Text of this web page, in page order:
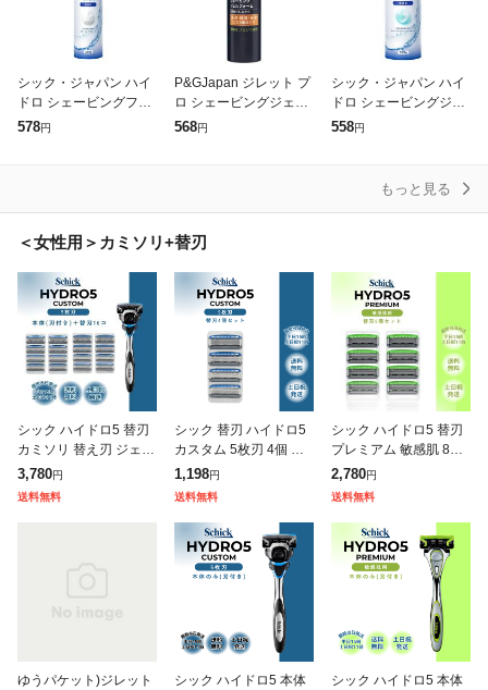
シック・ジャパン ハイ
ドロ シェービングフォ
ーム 250g
578円
P&GJapan ジレット プ
ロ シェービングジェル
フォーム 195g 返品種
568円
シック・ジャパン ハイ
ドロ シェービングジェ
ルフォーム 199g
558円
もっと見る
＜女性用＞カミソリ+替刃
シック ハイドロ5 替刃
カミソリ 替え刃 ジェル
カスタム 剃刀 本体 刃
付 16個 5枚刃 髭剃り
ひげ剃り ひげそり シェ
3,780円
送料無料
シック 替刃 ハイドロ5
カスタム 5枚刃 4個 カ
ミソリ 剃刀 髭剃り ひ
げ剃り ひげそり シェー
バー スキンガード Schi
1,198円
送料無料
シック ハイドロ5 替刃
プレミアム 敏感肌 8個
カミソリ 5枚刃 剃刀 髭
剃り ひげ剃り ひげそり
シェーバー スキンガー
ド
2,780円
送料無料
ゆうパケット)ジレット
シック ハイドロ5 本体
シック ハイドロ5 本体